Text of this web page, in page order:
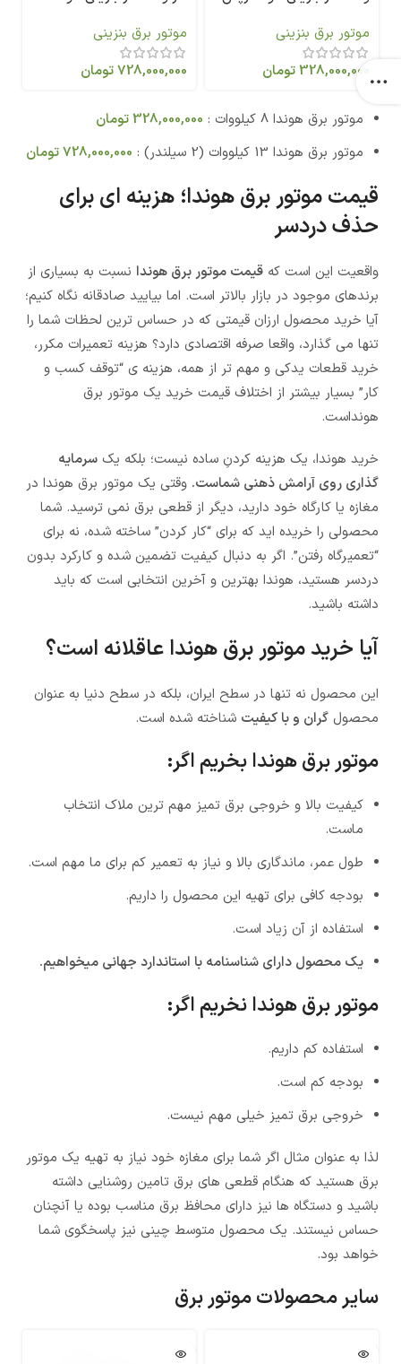
موتور برق بنزینی
328,000,000تومان
موتور برق بنزینی
728,000,000تومان
موتور برق هوندا 8 کیلووات : 328,000,000تومان
موتور برق هوندا 13 کیلووات (2 سیلندر) :
728,000,000تومان
قیمت موتور برق هوندا؛ هزینه ای برای
حذف دردسر
واقعیت این است که قیمت موتور برق هوندا نسبت به بسیاری از
برندهای موجود در بازار بالاتر است. اما بیایید صادقانه نگاه کنیم؛
آیا خرید محصول ارزان قیمتی که در حساس ترین لحظات شما را
تنها می گذارد، واقعا صرفه اقتصادی دارد؟ هزینه تعمیرات مکرر،
خرید قطعات یدکی و مهم تر از همه، هزینه ی “توقف کسب و
کار” بسیار بیشتر از اختلاف قیمت خرید یک موتور برق
هونداست.
خرید هوندا، یک هزینه کردنِ ساده نیست؛ بلکه یک سرمایه
گذاری روی آرامش ذهنی شماست. وقتی یک موتور برق هوندا در
مغازه یا کارگاه خود دارید، دیگر از قطعی برق نمی ترسید. شما
محصولی را خریده اید که برای “کار کردن” ساخته شده، نه برای
“تعمیرگاه رفتن”. اگر به دنبال کیفیت تضمین شده و کارکرد بدون
دردسر هستید، هوندا بهترین و آخرین انتخابی است که باید
داشته باشید.
آیا خرید موتور برق هوندا عاقلانه است؟
این محصول نه تنها در سطح ایران، بلکه در سطح دنیا به عنوان
محصول گران و با کیفیت شناخته شده است.
موتور برق هوندا بخریم اگر:
کیفیت بالا و خروجی برق تمیز مهم ترین ملاک انتخاب
ماست.
طول عمر، ماندگاری بالا و نیاز به تعمیر کم برای ما مهم است.
بودجه کافی برای تهیه این محصول را داریم.
استفاده از آن زیاد است.
یک محصول دارای شناسنامه با استاندارد جهانی میخواهیم.
موتور برق هوندا نخریم اگر:
استفاده کم داریم.
بودجه کم است.
خروجی برق تمیز خیلی مهم نیست.
لذا به عنوان مثال اگر شما برای مغازه خود نیاز به تهیه یک موتور
برق هستید که هنگام قطعی های برق تامین روشنایی داشته
باشید و دستگاه ها نیز دارای محافظ برق مناسب بوده یا آنچنان
حساس نیستند. یک محصول متوسط چینی نیز پاسخگوی شما
خواهد بود.
سایر محصولات موتور برق